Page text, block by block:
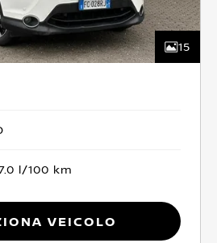
15
l/100 km
Veicolo